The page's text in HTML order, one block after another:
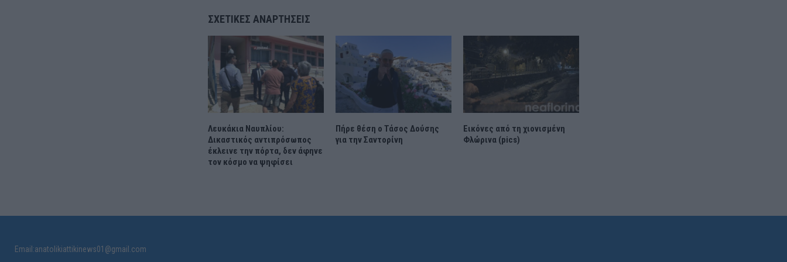
ΣΧΕΤΙΚΈΣ ΑΝΑΡΤΉΣΕΙΣ
Λευκάκια Ναυπλίου:
Δικαστικός αντιπρόσωπος
έκλεινε την πόρτα, δεν άφηνε
τον κόσμο να ψηφίσει
Πήρε θέση ο Τάσος Δούσης
για την Σαντορίνη
Εικόνες από τη χιονισμένη
Φλώρινα (pics)
Email:anatolikiattikinews01@gmail.com